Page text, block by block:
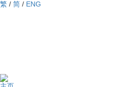
繁 / 简 / ENG